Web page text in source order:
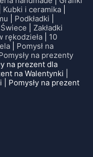
Kubki i ceramika
Podkładki
Świece
Zakładki
rękodzieła
10
Pomysł na
na prezenty
na prezent dla
na Walentynki |
| Pomysły na prezent